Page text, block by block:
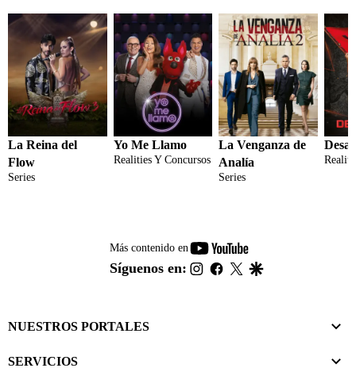
La Reina del
Flow
Series
Yo Me Llamo
Realities Y Concursos
La Venganza de
Analía
Series
Más contenido en
youtube-
footer
Síguenos en: instagram
facebook
twitter
NUESTROS PORTALES
SERVICIOS